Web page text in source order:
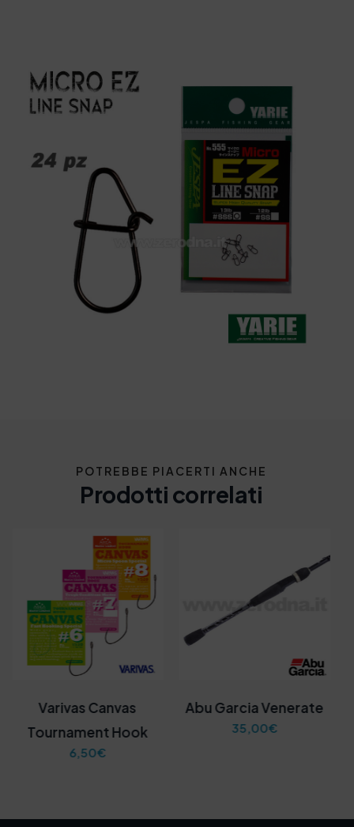
POTREBBE PIACERTI ANCHE
Prodotti correlati
Varivas Canvas
Tournament Hook
6,50€
Abu Garcia Venerate
35,00€